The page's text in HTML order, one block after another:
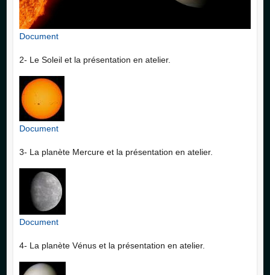
Document
2- Le Soleil et la présentation en atelier.
Document
3- La planète Mercure et la présentation en atelier.
Document
4- La planète Vénus et la présentation en atelier.